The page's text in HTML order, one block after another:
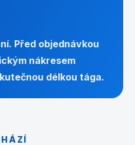
Před objednávkou
nákresem
délkou tága.